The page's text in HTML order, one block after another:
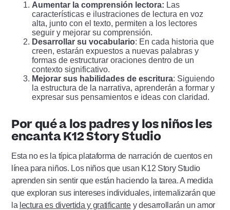
Aumentar la comprensión lectora: Las
características e ilustraciones de lectura en voz
alta, junto con el texto, permiten a los lectores
seguir y mejorar su comprensión.
Desarrollar su vocabulario: En cada historia que
creen, estarán expuestos a nuevas palabras y
formas de estructurar oraciones dentro de un
contexto significativo.
Mejorar sus habilidades de escritura: Siguiendo
la estructura de la narrativa, aprenderán a formar y
expresar sus pensamientos e ideas con claridad.
Por qué a los padres y los niños les
encanta K12 Story Studio
Esta no es la típica plataforma de narración de cuentos en
línea para niños. Los niños que usan K12 Story Studio
aprenden sin sentir que están haciendo la tarea. A medida
que exploran sus intereses individuales, internalizarán que
la lectura es divertida y gratificantey desarrollarán un amor